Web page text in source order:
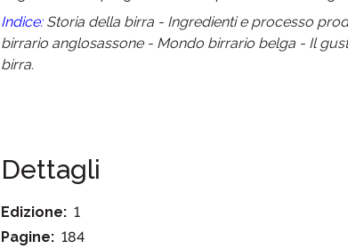
Indice:Storia della birra - Ingredienti e processo
birrario anglosassone - Mondo birrario belga - Il
birra.
Dettagli
Edizione: 1
Pagine: 184